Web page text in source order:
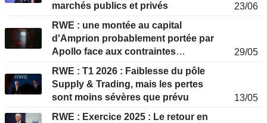
marchés publics et privés
23/06
RWE : une montée au capital
d'Amprion probablement portée par
Apollo face aux contraintes
29/05
RWE : T1 2026 : Faiblesse du pôle
Supply & Trading, mais les pertes
sont moins sévères que prévu
13/05
RWE : Exercice 2025 : Le retour en